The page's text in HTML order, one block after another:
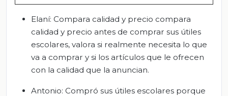
Elaní: Compara calidad y precio compara
calidad y precio antes de comprar sus útiles
escolares, valora si realmente necesita lo que
va a comprar y si los artículos que le ofrecen
con la calidad que la anuncian.
Antonio: Compró sus útiles escolares porque